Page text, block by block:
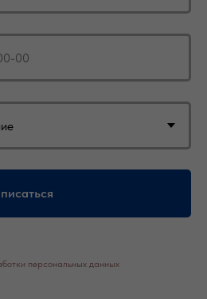
персональных данных